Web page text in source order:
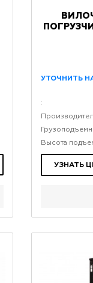
УТОЧНИТЬ
:
Высота
УЗНАТЬ